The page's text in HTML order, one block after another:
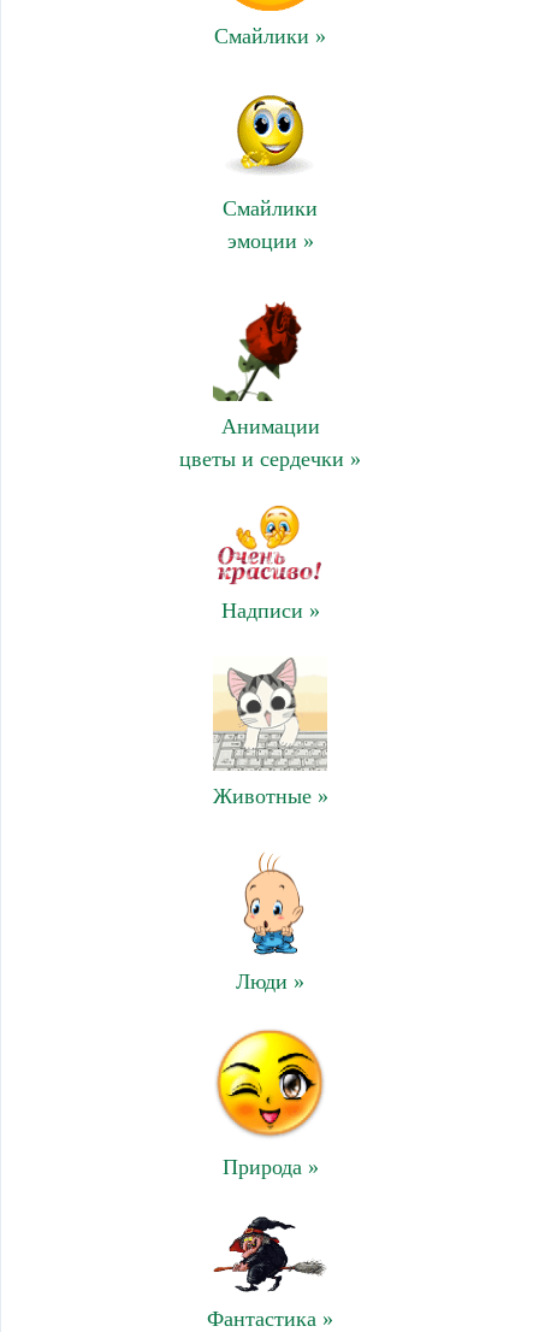
Смайлики »
Смайлики
эмоции »
Анимации
цветы и сердечки »
Надписи »
Животные »
Люди »
Природа »
Фантастика »